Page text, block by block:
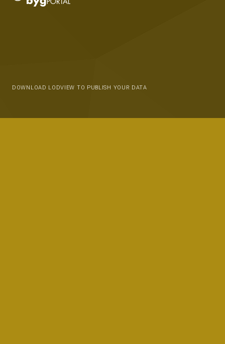
DOWNLOAD LODVIEW TO PUBLISH YOUR DATA